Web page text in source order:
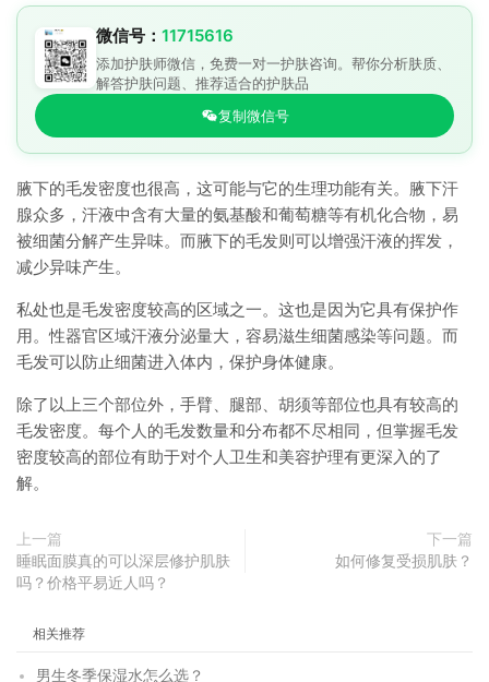
微信号： 11715616
添加护肤师微信，免费一对一护肤咨询。帮你分析肤质、
解答护肤问题、推荐适合的护肤品
复制微信号
腋下的毛发密度也很高，这可能与它的生理功能有关。腋下汗
腺众多，汗液中含有大量的氨基酸和葡萄糖等有机化合物，易
被细菌分解产生异味。而腋下的毛发则可以增强汗液的挥发，
减少异味产生。
私处也是毛发密度较高的区域之一。这也是因为它具有保护作
用。性器官区域汗液分泌量大，容易滋生细菌感染等问题。而
毛发可以防止细菌进入体内，保护身体健康。
除了以上三个部位外，手臂、腿部、胡须等部位也具有较高的
毛发密度。每个人的毛发数量和分布都不尽相同，但掌握毛发
密度较高的部位有助于对个人卫生和美容护理有更深入的了
解。
上一篇
睡眠面膜真的可以深层修护肌肤
吗？价格平易近人吗？
下一篇
如何修复受损肌肤？
相关推荐
男生冬季保湿水怎么选？